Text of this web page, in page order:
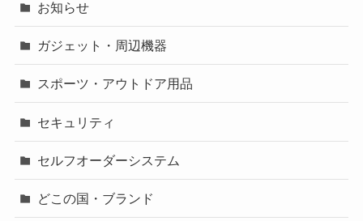
お知らせ
ガジェット・周辺機器
スポーツ・アウトドア用品
セキュリティ
セルフオーダーシステム
どこの国・ブランド